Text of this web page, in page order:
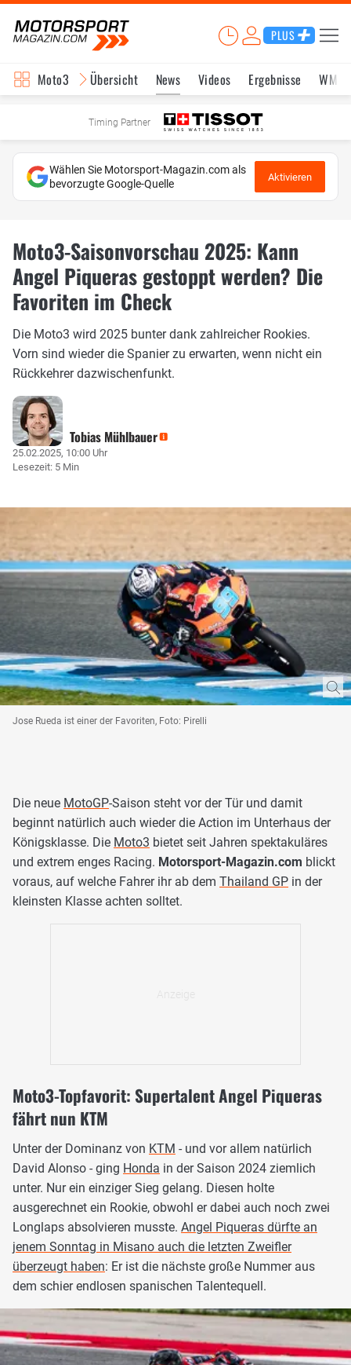
PLUS
Moto3 Übersicht News Videos Ergebnisse WM-
Timing Partner
Wählen Sie Motorsport-Magazin.com als
bevorzugte Google-Quelle
Aktivieren
Moto3-Saisonvorschau 2025: Kann
Angel Piqueras gestoppt werden? Die
Favoriten im Check
Die Moto3 wird 2025 bunter dank zahlreicher Rookies.
Vorn sind wieder die Spanier zu erwarten, wenn nicht ein
Rückkehrer dazwischenfunkt.
Tobias Mühlbauer
25.02.2025, 10:00 Uhr
Lesezeit: 5 Min
Jose Rueda ist einer der Favoriten, Foto: Pirelli
Die neue MotoGP-Saison steht vor der Tür und damit
beginnt natürlich auch wieder die Action im Unterhaus der
Königsklasse. Die Moto3 bietet seit Jahren spektakuläres
und extrem enges Racing. Motorsport-Magazin.com blickt
voraus, auf welche Fahrer ihr ab dem Thailand GP in der
kleinsten Klasse achten solltet.
Moto3-Topfavorit: Supertalent Angel Piqueras
fährt nun KTM
Unter der Dominanz von KTM - und vor allem natürlich
David Alonso - ging Honda in der Saison 2024 ziemlich
unter. Nur ein einziger Sieg gelang. Diesen holte
ausgerechnet ein Rookie, obwohl er dabei auch noch zwei
Longlaps absolvieren musste. Angel Piqueras dürfte an
jenem Sonntag in Misano auch die letzten Zweifler
überzeugt haben: Er ist die nächste große Nummer aus
dem schier endlosen spanischen Talentequell.